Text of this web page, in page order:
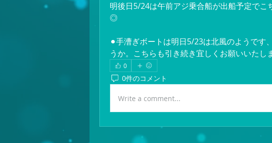
明後日5/24は午前アジ乗合船が出船予定でこ
◎
⚫︎手漕ぎボートは明日5/23は北風のようです
うか。こちらも引き続き宜しくお願いいた
0
0件のコメント
Write a comment...